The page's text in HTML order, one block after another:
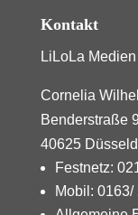
Kontakt
LiLoLa
Cornelia
Benderstraße
40625
Festnetz:
Mobil: